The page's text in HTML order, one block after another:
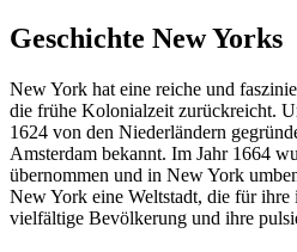
Geschichte New Yorks
New York hat eine reiche und
die frühe Kolonialzeit zurückreicht.
1624 von den Niederländern
Amsterdam bekannt. Im Jahr 1664
übernommen und in New York
New York eine Weltstadt, die für ihre
vielfältige Bevölkerung und ihre